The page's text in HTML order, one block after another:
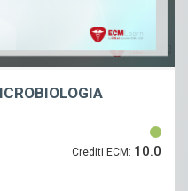
Crediti ECM: 10.0